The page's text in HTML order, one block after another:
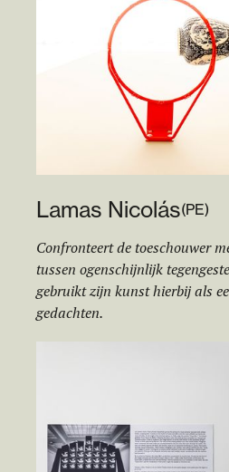
Lamas Nicolás(PE)
Confronteert de toeschouwer
tussen ogenschijnlijk
gebruikt zijn kunst hierbij als
gedachten.